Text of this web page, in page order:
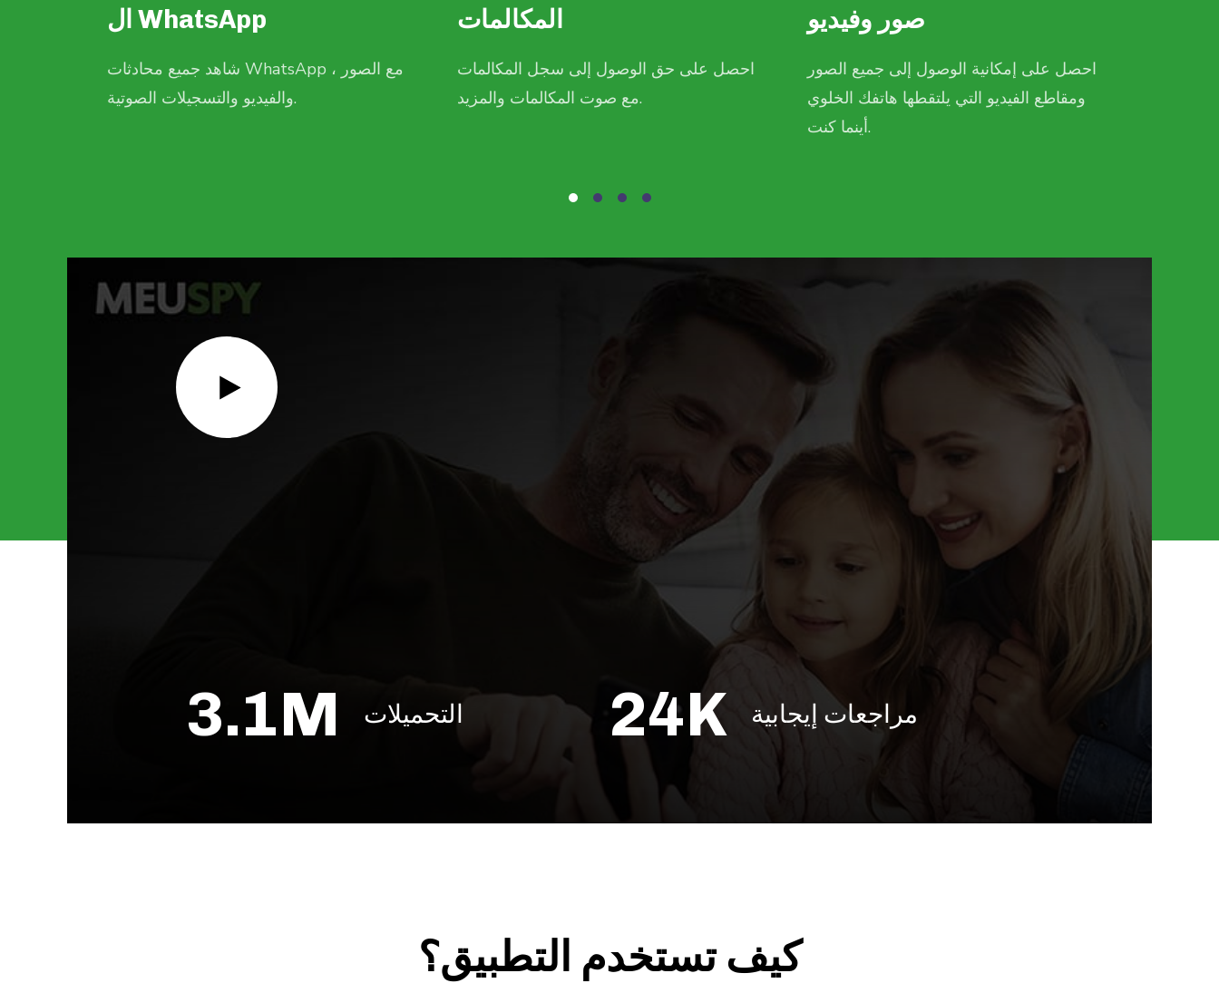
ال WhatsApp
شاهد جميع محادثات WhatsApp ، مع الصور
والفيديو والتسجيلات الصوتية.
المكالمات
احصل على حق الوصول إلى سجل المكالمات
مع صوت المكالمات والمزيد.
صور وفيديو
احصل على إمكانية الوصول إلى جميع الصور
ومقاطع الفيديو التي يلتقطها هاتفك الخلوي
أينما كنت.
3.1M التحميلات 24K مراجعات إيجابية
كيف تستخدم التطبيق؟